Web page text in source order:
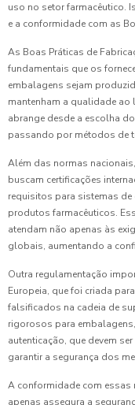
uso no setor farmacêutico.
e a conformidade com as
As Boas Práticas de
fundamentais que os
embalagens sejam
mantenham a qualidade
abrange desde a escolha
passando por métodos de
Além das normas
buscam certificações
requisitos para sistemas
produtos farmacêuticos.
atendam não apenas às
globais, aumentando a
Outra regulamentação
Europeia, que foi criada
falsificados na cadeia de
rigorosos para
autenticação, que devem
garantir a segurança dos
A conformidade com essas
apenas assegura a